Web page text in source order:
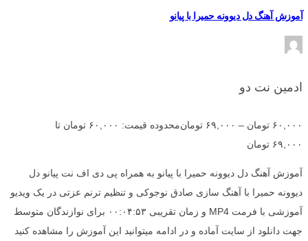
آموزش آهنگ دل دیوونه حمیرا با پیانو
ادمین نت دو
۶۰,۰۰۰ تومان – ۶۹,۰۰۰ تومان
محدوده قیمت: ۶۰,۰۰۰ تومان تا
۶۹,۰۰۰ تومان
آموزش آهنگ دل دیوونه حمیرا با پیانو به همراه پی دی اف نت پیانو دل
دیوونه حمیرا با آهنگ سازی صادق نوجوکی و تنظیم ترنم عزتی در یک ویدیو
آموزشی با فرمت MP4 و زمان تقریبی ۰۰:۰۴:۵۳ برای نوازندگان متوسط
جهت دانلود از سایت آماده و در ادامه میتوانید این آموزش را مشاهده کنید